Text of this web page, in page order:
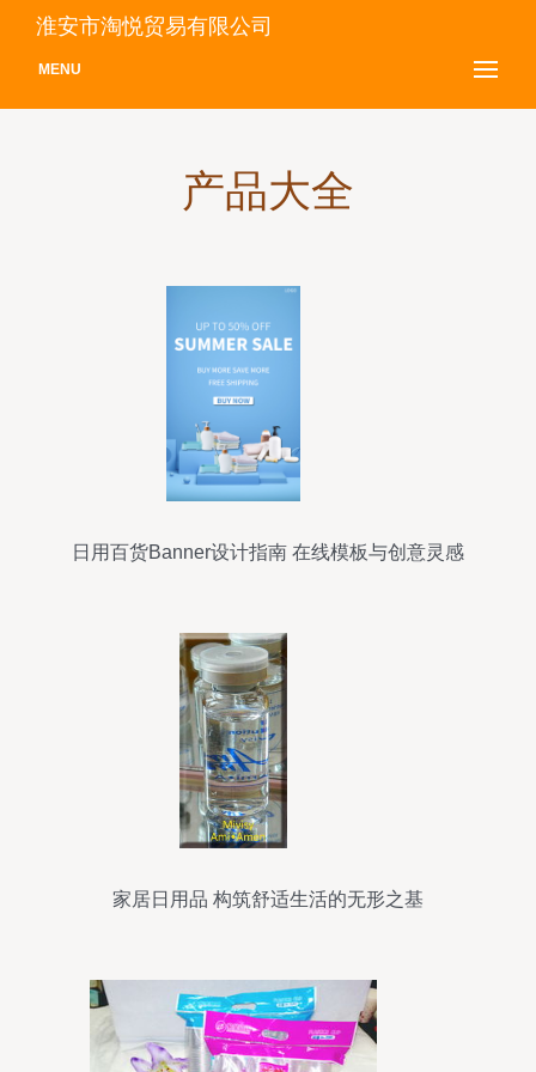
淮安市淘悦贸易有限公司
MENU
产品大全
日用百货Banner设计指南 在线模板与创意灵感
家居日用品 构筑舒适生活的无形之基